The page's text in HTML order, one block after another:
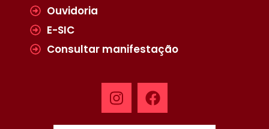
Ouvidoria
E-SIC
Consultar manifestação